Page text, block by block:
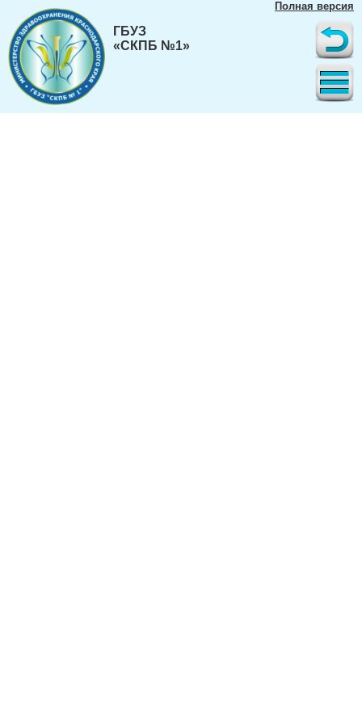
Полная версия
ГБУЗ
«СКПБ №1»